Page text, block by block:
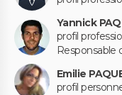
Yannick
profil
Responsable
Emilie
profil